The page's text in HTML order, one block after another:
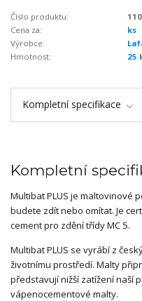
Číslo produktu:
Cena za:
ks
Výrobce:
Hmotnost:
25
Kompletní specifikace
Kompletní
Multibat PLUS je maltovinové
budete zdít nebo omítat. Je
cement pro zdění třídy MC 5.
Multibat PLUS se vyrábí z
životnímu prostředí. Malty
představují nižší zatížení naší
vápenocementové malty.